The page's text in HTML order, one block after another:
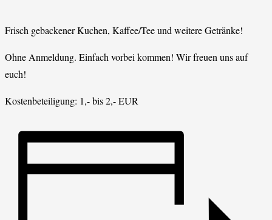
Frisch gebackener Kuchen, Kaffee/Tee und weitere Getränke!
Ohne Anmeldung. Einfach vorbei kommen! Wir freuen uns auf
euch!
Kostenbeteiligung: 1,- bis 2,- EUR